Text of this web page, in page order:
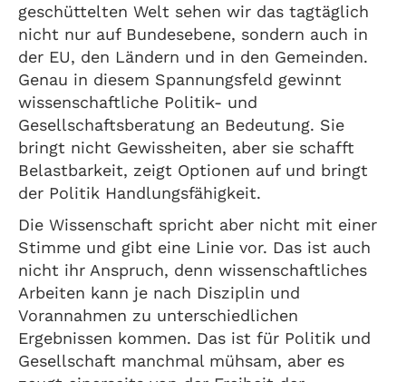
geschüttelten Welt sehen wir das tagtäglich
nicht nur auf Bundesebene, sondern auch in
der EU, den Ländern und in den Gemeinden.
Genau in diesem Spannungsfeld gewinnt
wissenschaftliche Politik- und
Gesellschaftsberatung an Bedeutung. Sie
bringt nicht Gewissheiten, aber sie schafft
Belastbarkeit, zeigt Optionen auf und bringt
der Politik Handlungsfähigkeit.
Die Wissenschaft spricht aber nicht mit einer
Stimme und gibt eine Linie vor. Das ist auch
nicht ihr Anspruch, denn wissenschaftliches
Arbeiten kann je nach Disziplin und
Vorannahmen zu unterschiedlichen
Ergebnissen kommen. Das ist für Politik und
Gesellschaft manchmal mühsam, aber es